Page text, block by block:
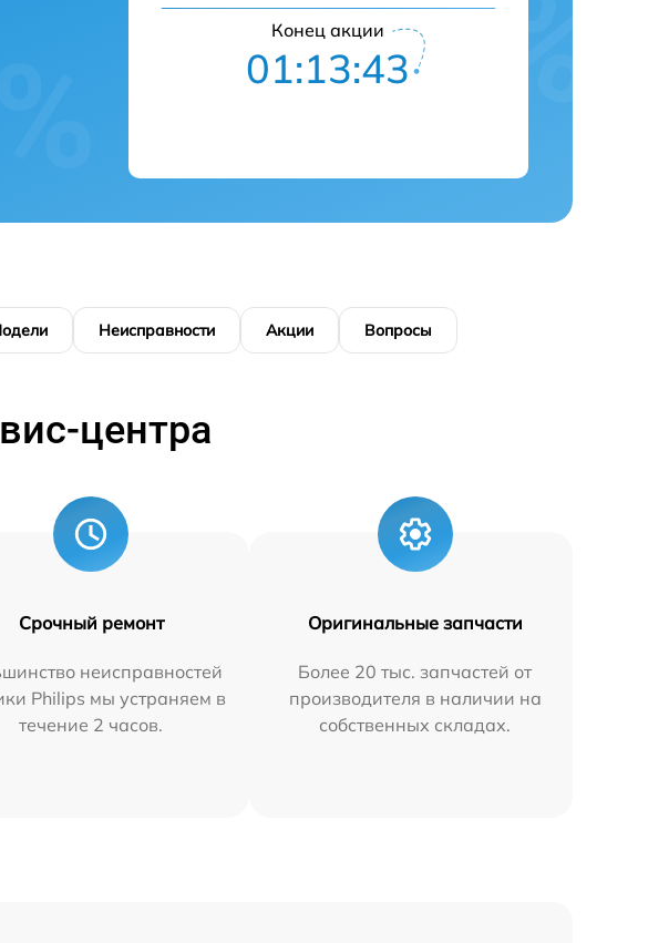
Конец акции
01:13:42
Неисправности Акции Вопросы
центра
Срочный ремонт
неисправностей
Philips мы устраняем в
течение 2 часов.
Оригинальные запчасти
Более 20 тыс. запчастей от
производителя в наличии на
собственных складах.